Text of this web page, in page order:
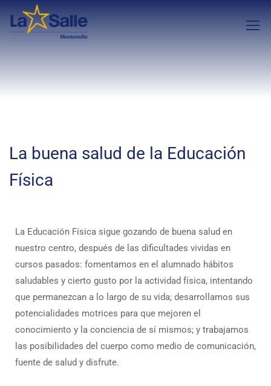
La buena salud de la Educación
Física
La Educación Física sigue gozando de buena salud en
nuestro centro, después de las dificultades vividas en
cursos pasados: fomentamos en el alumnado hábitos
saludables y cierto gusto por la actividad física, intentando
que permanezcan a lo largo de su vida; desarrollamos sus
potencialidades motrices para que mejoren el
conocimiento y la conciencia de sí mismos; y trabajamos
las posibilidades del cuerpo como medio de comunicación,
fuente de salud y disfrute.